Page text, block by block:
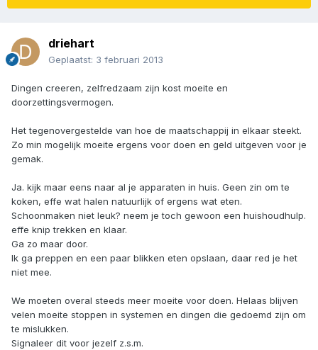
driehart
Geplaatst: 3 februari 2013
Dingen creeren, zelfredzaam zijn kost moeite en
doorzettingsvermogen.
Het tegenovergestelde van hoe de maatschappij in elkaar steekt.
Zo min mogelijk moeite ergens voor doen en geld uitgeven voor je
gemak.
Ja. kijk maar eens naar al je apparaten in huis. Geen zin om te
koken, effe wat halen natuurlijk of ergens wat eten.
Schoonmaken niet leuk? neem je toch gewoon een huishoudhulp.
effe knip trekken en klaar.
Ga zo maar door.
Ik ga preppen en een paar blikken eten opslaan, daar red je het
niet mee.
We moeten overal steeds meer moeite voor doen. Helaas blijven
velen moeite stoppen in systemen en dingen die gedoemd zijn om
te mislukken.
Signaleer dit voor jezelf z.s.m.